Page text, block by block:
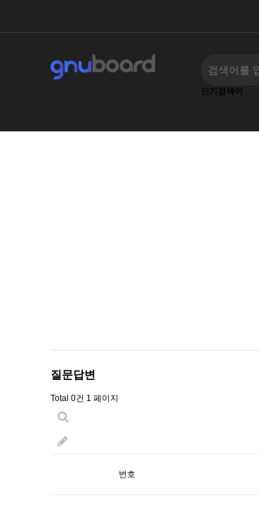
인기검색어
질문답변
Total 0건 1 페이지
번호